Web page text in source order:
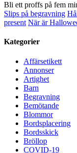
Bli ett proffs på fem
Slips på begravning
present När är
Kategorier
Affärsetikett
Annonser
Artighet
Barn
Begravning
Bemötande
Blommor
Bordsplacering
Bordsskick
Bröllop
COVID-19